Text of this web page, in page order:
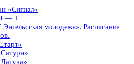
«Сигнал»
— 1
молодежь». Расписание